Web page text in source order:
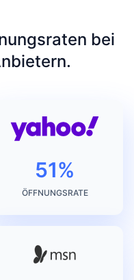
bei
51%
ÖFFNUNGSRATE